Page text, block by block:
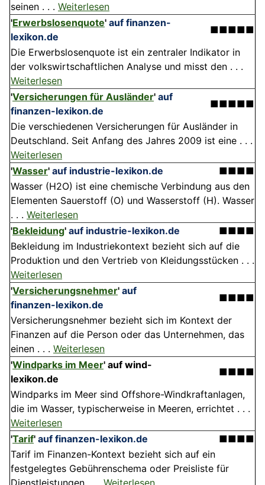
seinen . . . Weiterlesen
'Erwerbslosenquote' auf finanzen-
lexikon.de
■■■■■
Die Erwerbslosenquote ist ein zentraler Indikator in
der volkswirtschaftlichen Analyse und misst den . . .
Weiterlesen
'Versicherungen für Ausländer' auf
finanzen-lexikon.de
■■■■■
Die verschiedenen Versicherungen für Ausländer in
Deutschland. Seit Anfang des Jahres 2009 ist eine . . .
Weiterlesen
'Wasser' auf industrie-lexikon.de
■■■■
Wasser (H2O) ist eine chemische Verbindung aus den
Elementen Sauerstoff (O) und Wasserstoff (H). Wasser
. . . Weiterlesen
'Bekleidung' auf industrie-lexikon.de
■■■■
Bekleidung im Industriekontext bezieht sich auf die
Produktion und den Vertrieb von Kleidungsstücken . . .
Weiterlesen
'Versicherungsnehmer' auf
finanzen-lexikon.de
■■■■
Versicherungsnehmer bezieht sich im Kontext der
Finanzen auf die Person oder das Unternehmen, das
einen . . . Weiterlesen
'Windparks im Meer' auf wind-
lexikon.de
■■■■
Windparks im Meer sind Offshore-Windkraftanlagen,
die im Wasser, typischerweise in Meeren, errichtet . . .
Weiterlesen
'Tarif' auf finanzen-lexikon.de
■■■■
Tarif im Finanzen-Kontext bezieht sich auf ein
festgelegtes Gebührenschema oder Preisliste für